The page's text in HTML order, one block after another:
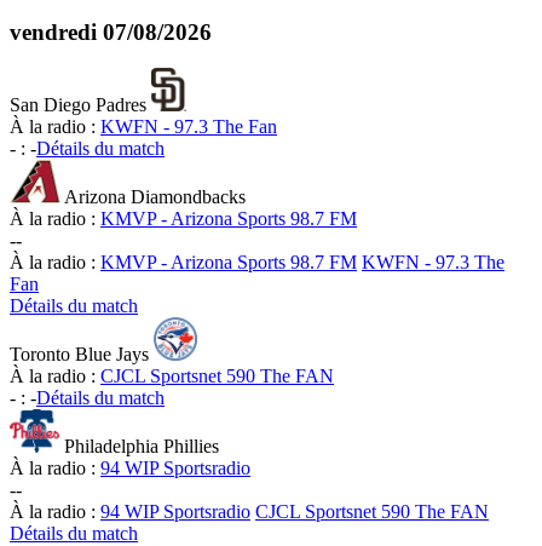
vendredi 07/08/2026
San Diego Padres
À la radio : KWFN - 97.3 The Fan
- : -Détails du match
Arizona Diamondbacks
À la radio : KMVP - Arizona Sports 98.7 FM
--
À la radio : KMVP - Arizona Sports 98.7 FM KWFN - 97.3 The
Fan
Détails du match
Toronto Blue Jays
À la radio : CJCL Sportsnet 590 The FAN
- : -Détails du match
Philadelphia Phillies
À la radio : 94 WIP Sportsradio
--
À la radio : 94 WIP Sportsradio CJCL Sportsnet 590 The FAN
Détails du match